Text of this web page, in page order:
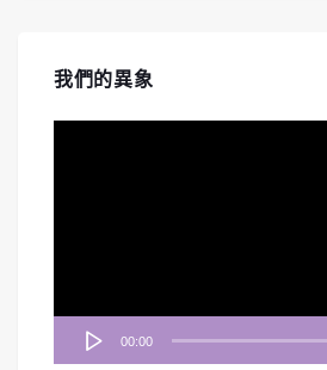
我們的異象
00:00